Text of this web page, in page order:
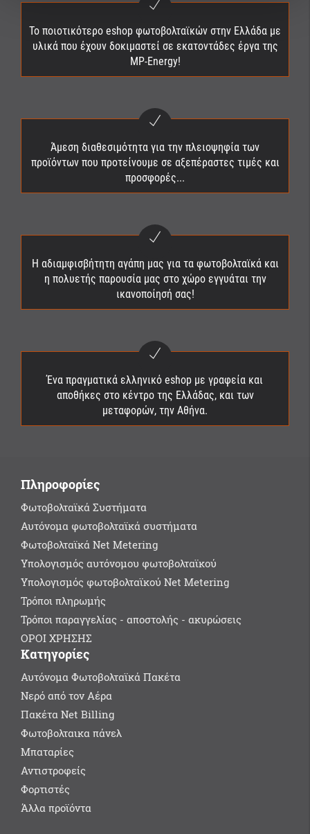
Το ποιοτικότερο eshop φωτοβολταϊκών στην Ελλάδα με
υλικά που έχουν δοκιμαστεί σε εκατοντάδες έργα της
MP-Energy!
Άμεση διαθεσιμότητα για την πλειοψηφία των
προϊόντων που προτείνουμε σε αξεπέραστες τιμές και
προσφορές...
Η αδιαμφισβήτητη αγάπη μας για τα φωτοβολταϊκά και
η πολυετής παρουσία μας στο χώρο εγγυάται την
ικανοποίησή σας!
Ένα πραγματικά ελληνικό eshop με γραφεία και
αποθήκες στο κέντρο της Ελλάδας, και των
μεταφορών, την Αθήνα.
Πληροφορίες
Φωτοβολταϊκά Συστήματα
Αυτόνομα φωτοβολταϊκά συστήματα
Φωτοβολταϊκά Net Metering
Υπολογισμός αυτόνομου φωτοβολταϊκού
Υπολογισμός φωτοβολταϊκού Net Metering
Τρόποι πληρωμής
Τρόποι παραγγελίας - αποστολής - ακυρώσεις
ΟΡΟΙ ΧΡΗΣΗΣ
Κατηγορίες
Αυτόνομα Φωτοβολταϊκά Πακέτα
Νερό από τον Αέρα
Πακέτα Net Billing
Φωτοβολταικα πάνελ
Μπαταρίες
Αντιστροφείς
Φορτιστές
Άλλα προϊόντα